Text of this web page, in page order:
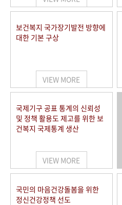
보건복지 국가장기발전 방향에
대한 기본 구상
VIEW MORE
국제기구 공표 통계의 신뢰성
및 정책 활용도 제고를 위한 보
건복지 국제통계 생산
VIEW MORE
국민의 마음건강돌봄을 위한
정신건강정책 선도